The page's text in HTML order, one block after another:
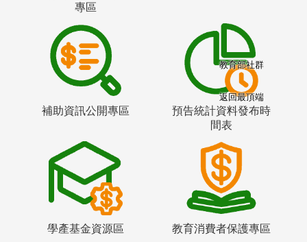
專區
補助資訊公開專區
預告統計資料發布時
間表
學產基金資源區 教育消費者保護專區
教育部社群
返回最頂端